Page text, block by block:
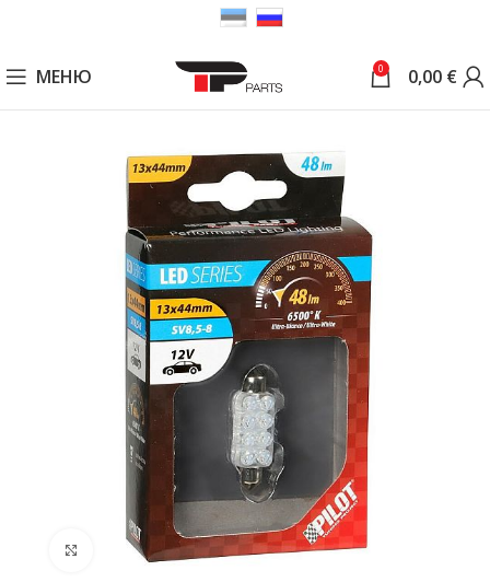
МЕНЮ 0 0,00 €
Увеличить